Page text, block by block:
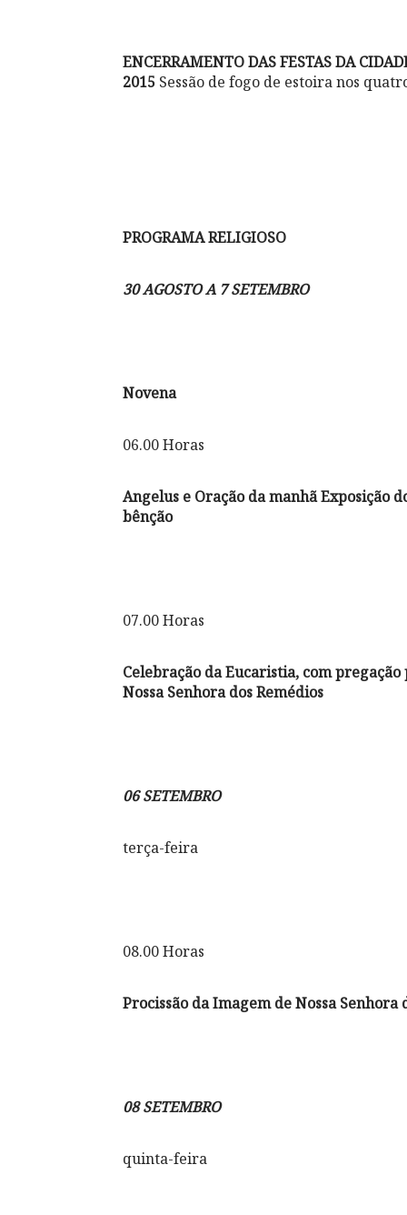
ENCERRAMENTO DAS FESTAS DA
2015 Sessão de fogo de estoira nos
PROGRAMA RELIGIOSO
30 AGOSTO A 7 SETEMBRO
Novena
06.00 Horas
Angelus e Oração da manhã Exposição
bênção
07.00 Horas
Celebração da Eucaristia, com
Nossa Senhora dos Remédios
06 SETEMBRO
terça-feira
08.00 Horas
Procissão da Imagem de Nossa
08 SETEMBRO
quinta-feira